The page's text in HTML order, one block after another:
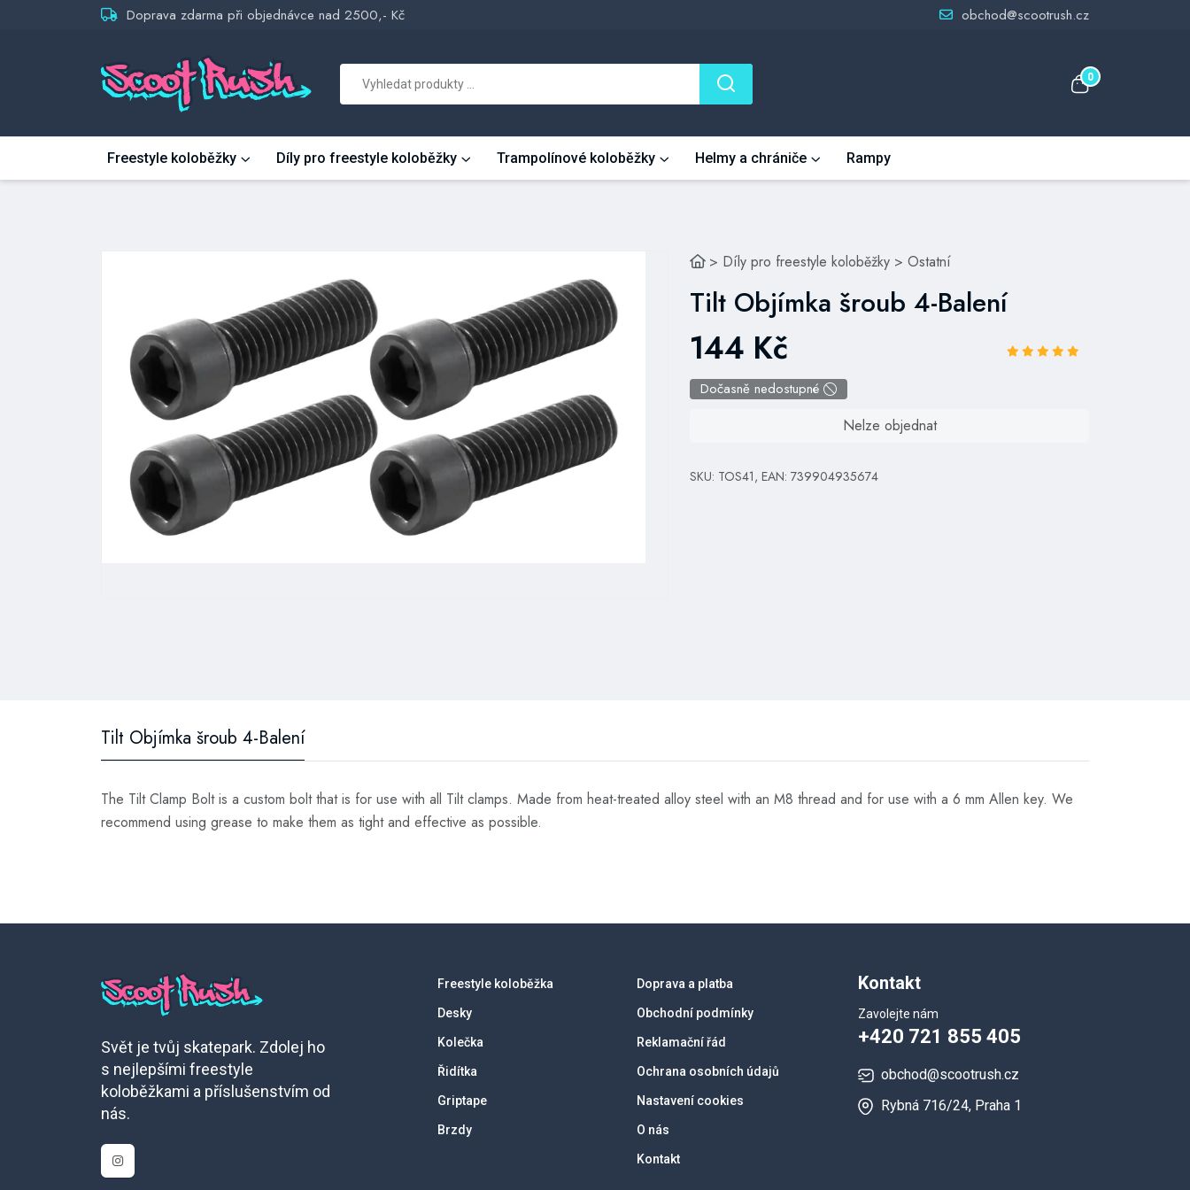
Doprava zdarma při objednávce nad 2500,- Kč obchod@scootrush.cz
0
Freestyle koloběžky Díly pro freestyle koloběžky Trampolínové koloběžky Helmy a chrániče Rampy
> Díly pro freestyle koloběžky > Ostatní
Tilt Objímka šroub 4-Balení
144 Kč
Dočasně nedostupné
Nelze objednat
SKU: TOS41, EAN: 739904935674
Tilt Objímka šroub 4-Balení
The Tilt Clamp Bolt is a custom bolt that is for use with all Tilt clamps. Made from heat-treated alloy steel with an M8 thread and for use with a 6 mm Allen key. We
recommend using grease to make them as tight and effective as possible.
Svět je tvůj skatepark. Zdolej ho
s nejlepšími freestyle
koloběžkami a příslušenstvím od
nás.
Freestyle koloběžka
Desky
Kolečka
Řidítka
Griptape
Brzdy
Doprava a platba
Obchodní podmínky
Reklamační řád
Ochrana osobních údajů
Nastavení cookies
O nás
Kontakt
Kontakt
Zavolejte nám
+420 721 855 405
obchod@scootrush.cz
Rybná 716/24, Praha 1